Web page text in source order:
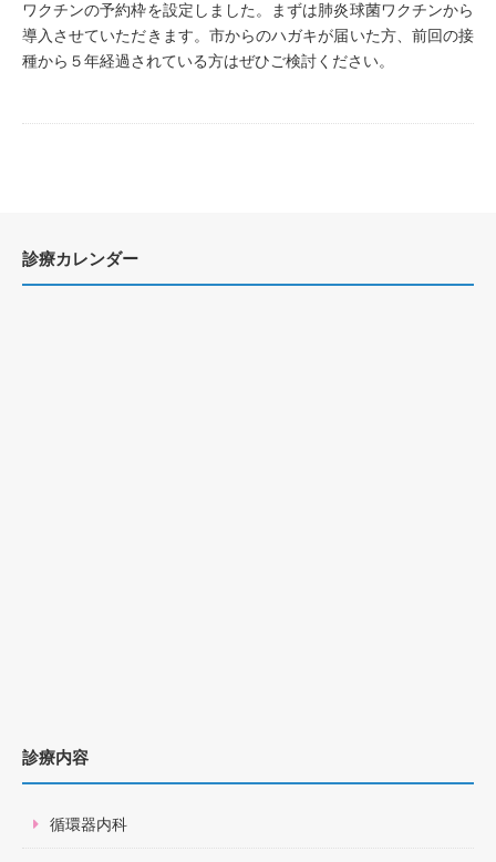
ワクチンの予約枠を設定しました。まずは肺炎球菌ワクチンから
導入させていただきます。市からのハガキが届いた方、前回の接
種から５年経過されている方はぜひご検討ください。
診療カレンダー
診療内容
循環器内科